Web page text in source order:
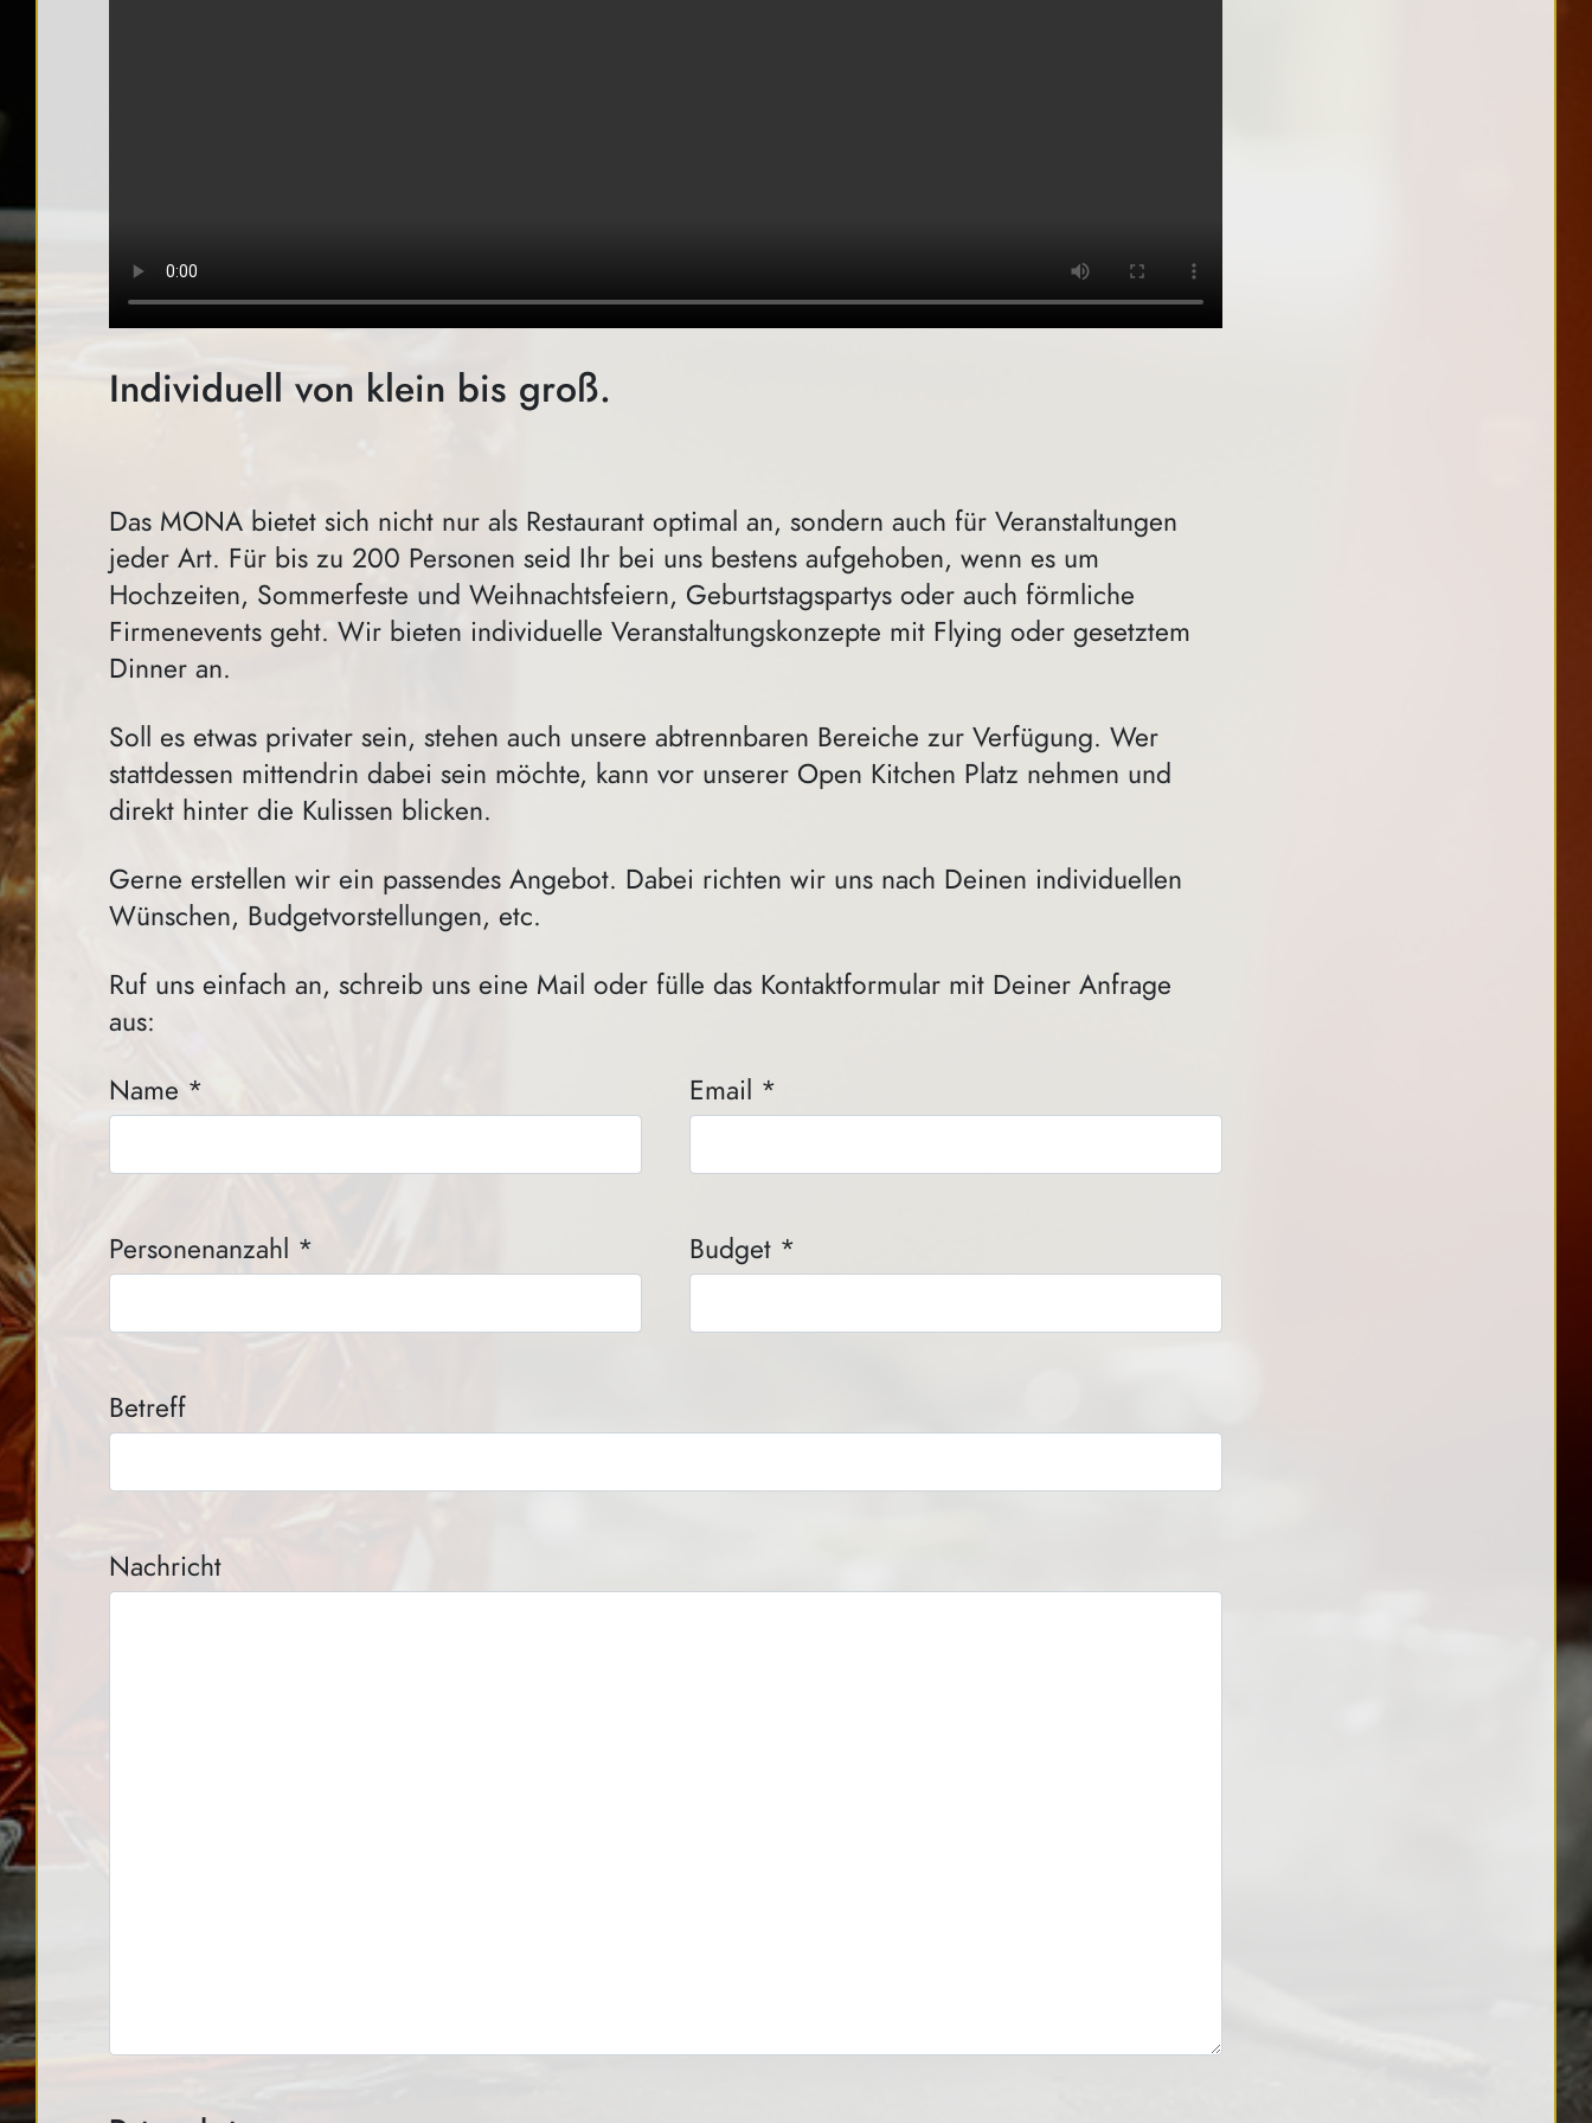
Individuell von klein bis groß.
Das MONA bietet sich nicht nur als Restaurant optimal an, sondern auch für Veranstaltungen
jeder Art. Für bis zu 200 Personen seid Ihr bei uns bestens aufgehoben, wenn es um
Hochzeiten, Sommerfeste und Weihnachtsfeiern, Geburtstagspartys oder auch förmliche
Firmenevents geht. Wir bieten individuelle Veranstaltungskonzepte mit Flying oder gesetztem
Dinner an.
Soll es etwas privater sein, stehen auch unsere abtrennbaren Bereiche zur Verfügung. Wer
stattdessen mittendrin dabei sein möchte, kann vor unserer Open Kitchen Platz nehmen und
direkt hinter die Kulissen blicken.
Gerne erstellen wir ein passendes Angebot. Dabei richten wir uns nach Deinen individuellen
Wünschen, Budgetvorstellungen, etc.
Ruf uns einfach an, schreib uns eine Mail oder fülle das Kontaktformular mit Deiner Anfrage
aus:
Name *
Email *
Personenanzahl * Budget *
Betreff
Nachricht